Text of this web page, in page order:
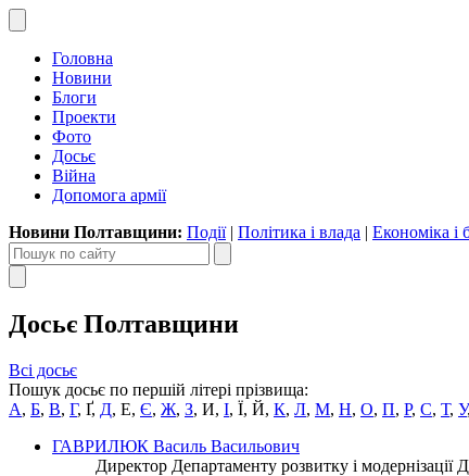
Головна
Новини
Блоги
Проекти
Фото
Досьє
Війна
Допомога армії
Новини Полтавщини: Події| Політика і влада | Економіка і
Досьє Полтавщини
Всі досьє
Пошук досьє по першій літері прізвища:
А, Б, В, Г, Ґ, Д, Е, Є, Ж, З, И, І, Ї, Й, К, Л, М, Н, О, П, Р, С, Т, У
ГАВРИЛЮК Василь Васильович
Директор Департаменту розвитку і модернізації